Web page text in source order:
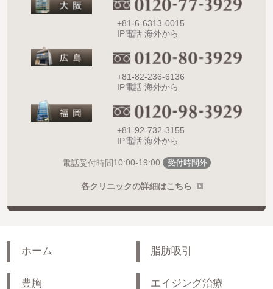
+81-6-6313-0015
IP電話 海外から
+81-82-236-6136
IP電話 海外から
+81-92-732-3155
IP電話 海外から
電話受付時間10:00-19:00 受付時間外
各クリニックの詳細はこちら
ホーム 脂肪吸引
豊胸 エイジング治療